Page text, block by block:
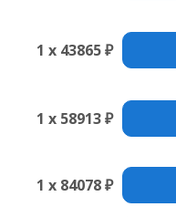
1 x 43865 ₽
1 x 58913 ₽
1 x 84078 ₽